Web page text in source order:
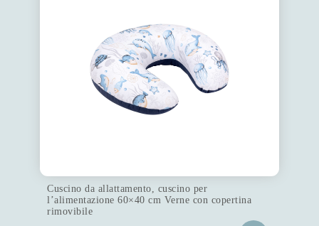
Cuscino da allattamento, cuscino per
l’alimentazione 60×40 cm Verne con copertina
rimovibile